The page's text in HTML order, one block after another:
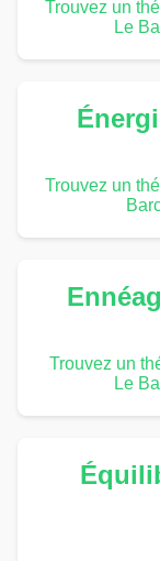
Trouvez un
Le
Trouvez un
Trouvez un
Le